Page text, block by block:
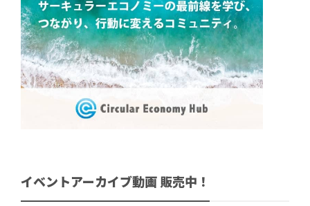
イベントアーカイブ動画 販売中！